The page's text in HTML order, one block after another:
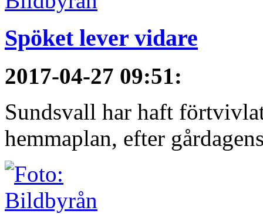
Spöket lever vidare
2017-04-27 09:51:
Sundsvall har haft
hemmaplan, efter